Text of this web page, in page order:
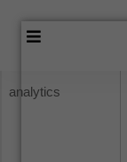
KEYWORDS
analytics